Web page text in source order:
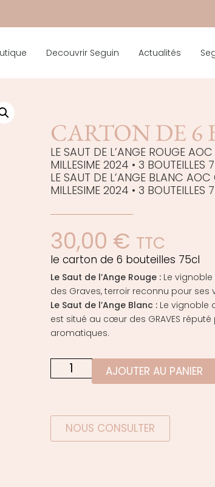
Decouvrir Seguin Actualités
CARTON DE 6
LE SAUT DE L’ANGE ROUGE
MILLESIME 2024 • 3 BOUTEILLES
LE SAUT DE L’ANGE BLANC
MILLESIME 2024 • 3 BOUTEILLES
30,00 € TTC
le carton de 6 bouteilles 75cl
Le Saut de l’Ange Rouge : Le
des Graves, terroir reconnu pour ses
Le Saut de l’Ange Blanc : Le vignoble
est situé au cœur des GRAVES
aromatiques.
AJOUTER AU PANIER
NOUS CONSULTER